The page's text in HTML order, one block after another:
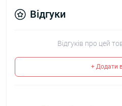
Відгуки
Відгуків про цей
+ Додати